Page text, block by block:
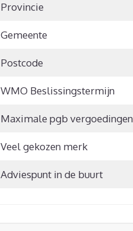
Provincie
Gemeente
Postcode
WMO Beslissingstermijn
Maximale pgb vergoedingen
Veel gekozen merk
Adviespunt in de buurt